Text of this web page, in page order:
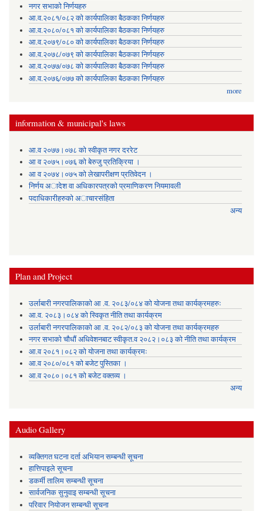
नगर सभाको निर्णयहरु
आ.व.२०८१/०८२ को कार्यपालिका बैठकका निर्णयहरु
आ.व.२०८०/०८१ को कार्यपालिका बैठकका निर्णयहरु
आ.व.२०७९/०८० को कार्यपालिका बैठकका निर्णयहरु
आ.व.२०७८/०७९ को कार्यपालिका बैठकका निर्णयहरु
आ.व.२०७७/०७८ को कार्यपालिका बैठकका निर्णयहरु
आ.व.२०७६/०७७ को कार्यपालिका बैठकका निर्णयहरु
more
information & municipal's laws
आ.व २०७७।०७८ को स्वीकृत नगर दररेट
आ व २०७५।०७६ को बेरुजु प्रतिक्रिया ।
आ व २०७४।०७५ काे लेखापरीक्षण प्रतिवेदन ।
निर्णय अादेश वा अधिकारपत्रकाे प्रमाणिकरण नियमावली
पदाधिकारीहरुको अाचारसंहिता
अन्य
Plan and Project
उर्लाबारी नगरपालिकाको आ .व. २०८३/०८४ को योजना तथा कार्यक्रमहरुः
आ.व. २०८३।०८४ को स्विकृत नीति तथा कार्यक्रम
उर्लाबारी नगरपालिकाको आ .व. २०८२/०८३ को योजना तथा कार्यक्रमहरु
नगर सभाको चौधौं अधिवेशनबाट स्वीकृत.व २०८२।०८३ को नीति तथा कार्यक्रम
आ.व २०८१।०८२ को योजना तथा कार्यक्रमः
आ.व २०८०/०८१ को बजेट पुस्तिका ।
आ.व २०८०।०८१ को बजेट वक्तव्य ।
अन्य
Audio Gallery
व्यक्तिगत घटना दर्ता अभियान सम्बन्धी सूचना
हात्तिपाइले सूचना
डकर्मी तालिम सम्बन्धी सूचना
सार्वजनिक सुनुवाइ सम्बन्धी सूचना
परिवार नियोजन सम्बन्धी सूचना